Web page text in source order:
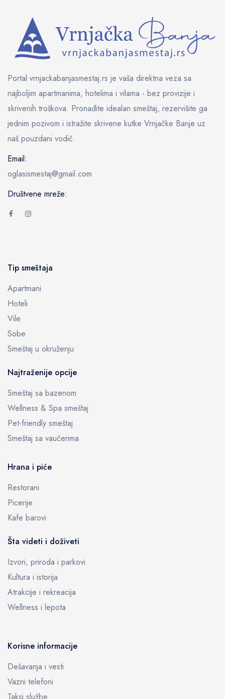
Portal vrnjackabanjasmestaj.rs je vaša direktna veza sa
najboljim apartmanima, hotelima i vilama - bez provizije i
skrivenih troškova. Pronađite idealan smeštaj, rezervišite ga
jednim pozivom i istražite skrivene kutke Vrnjačke Banje uz
naš pouzdani vodič.
Email:
oglasismestaj@gmail.com
Društvene mreže:
Tip smeštaja
Apartmani
Hoteli
Vile
Sobe
Smeštaj u okruženju
Najtraženije opcije
Smeštaj sa bazenom
Wellness & Spa smeštaj
Pet-friendly smeštaj
Smeštaj sa vaučerima
Hrana i piće
Restorani
Picerije
Kafe barovi
Šta videti i doživeti
Izvori, priroda i parkovi
Kultura i istorija
Atrakcije i rekreacija
Wellness i lepota
Korisne informacije
Dešavanja i vesti
Vazni telefoni